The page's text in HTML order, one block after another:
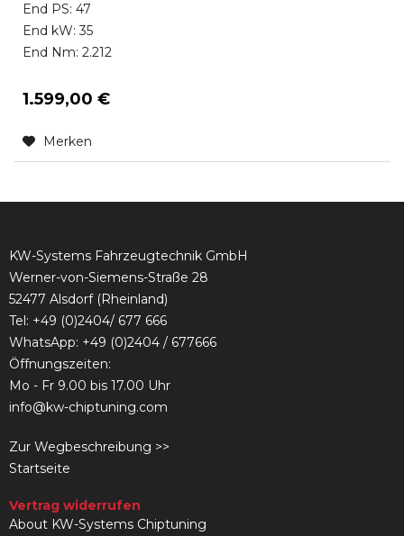
End PS: 47
End kW: 35
End Nm: 2.212
1.599,00 €
Merken
KW-Systems Fahrzeugtechnik GmbH
Werner-von-Siemens-Straße 28
52477 Alsdorf (Rheinland)
Tel: +49 (0)2404/ 677 666
WhatsApp: +49 (0)2404 / 677666
Öffnungszeiten:
Mo - Fr 9.00 bis 17.00 Uhr
info@kw-chiptuning.com
Zur Wegbeschreibung >>
Startseite
Vertrag widerrufen
About KW-Systems Chiptuning